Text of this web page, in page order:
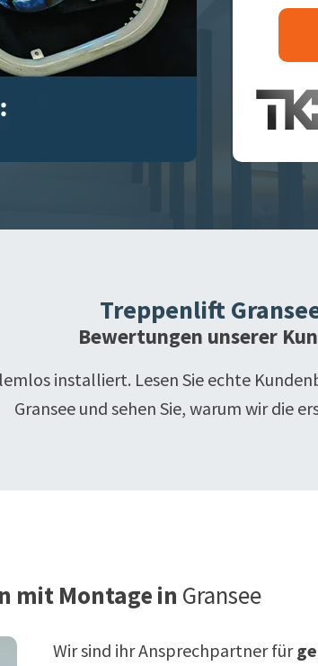
Treppenlift
Bewertungen unserer
installiert. Lesen Sie echte
Granseeund sehen Sie, warum wir die
mit Montage in Gransee
Wir sind ihr Ansprechpartner für